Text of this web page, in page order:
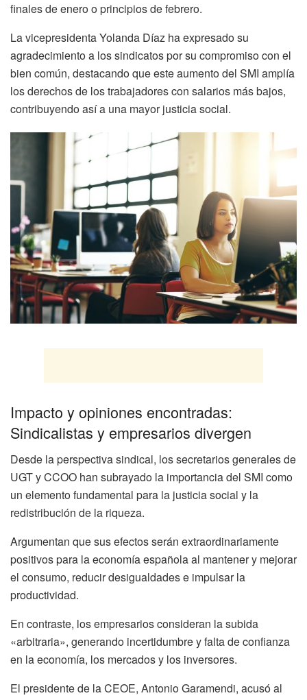
finales de enero o principios de febrero.
La vicepresidenta Yolanda Díaz ha expresado su
agradecimiento a los sindicatos por su compromiso con el
bien común, destacando que este aumento del SMI amplía
los derechos de los trabajadores con salarios más bajos,
contribuyendo así a una mayor justicia social.
Impacto y opiniones encontradas:
Sindicalistas y empresarios divergen
Desde la perspectiva sindical, los secretarios generales de
UGT y CCOO han subrayado la importancia del SMI como
un elemento fundamental para la justicia social y la
redistribución de la riqueza.
Argumentan que sus efectos serán extraordinariamente
positivos para la economía española al mantener y mejorar
el consumo, reducir desigualdades e impulsar la
productividad.
En contraste, los empresarios consideran la subida
«arbitraria», generando incertidumbre y falta de confianza
en la economía, los mercados y los inversores.
El presidente de la CEOE, Antonio Garamendi, acusó al